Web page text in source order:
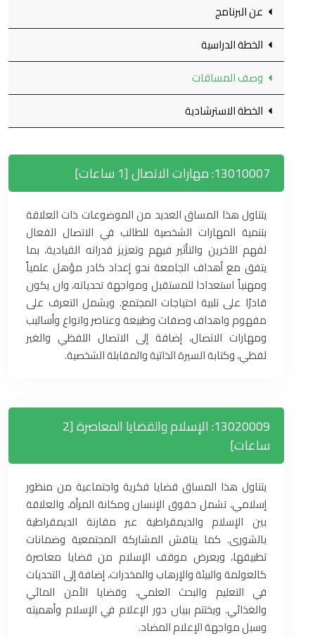
عن البرنامج
الخطة الدراسية
وصف المساقات
الخطة الاسترشادية
13010007: مهارات الاتصال [1 ساعات]
يتناول هذا المساق العديد من الموضوعات ذات العلاقة
بتنمية المهارات الشخصية للطالب في الاتصال الفعال
لفهم الآخرين والتأثير فيهم وتعزيز قدراته القيادية، بما
يتفق مع أهداف الجامعة نحو إعداد كادر مؤهل علمياً
ومهنياً استعدادا للمستقبل ومواجهة تحدياته، وان يكون
قادرًا على تلبية احتياجات المجتمع. ويشمل التعرف على
مفهوم واهداف وصفات وطبيعة وعناصر وانواع وأساليب
ومهارات الاتصال، إضافة إلى الاتصال اللفظي والغير
لفظي، وكتابة السيرة الذاتية والمقابلة الشخصية.
13020009: الإسلام والقضايا المعاصرة [2
ساعات]
يتناول هذا المساق قضايا فكرية واجتماعية من منظور
إسلامي، تشمل حقوق الإنسان ومكانة المرأة، والعلاقة
بين الإسلام والديمقراطية عبر مقارنة الديمقراطية
بالشورى. كما يناقش المشاركة المجتمعية وضمانات
تطبيقها، ويعرض موقف الإسلام من قضايا معاصرة
كالعولمة والبيئة والإرهاب والمخدرات، إضافة إلى التحديات
في التعليم والبحث العلمي، وقضايا الأمن المائي
والغذائي. ويختتم ببيان دور الإعلام في الإسلام وأهميته
وسبل مواجهة الإعلام المضاد.